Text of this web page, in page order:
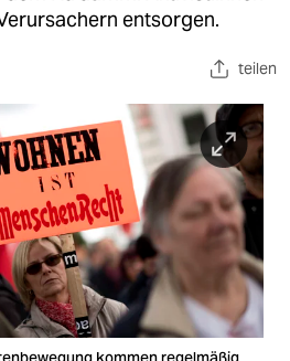
entsorgen.
teilen